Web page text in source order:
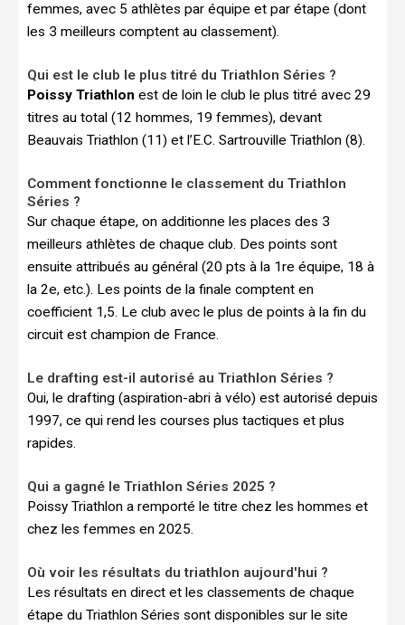
femmes, avec 5 athlètes par équipe et par étape (dont
les 3 meilleurs comptent au classement).
Qui est le club le plus titré du Triathlon Séries ?
Poissy Triathlon est de loin le club le plus titré avec 29
titres au total (12 hommes, 19 femmes), devant
Beauvais Triathlon (11) et l’E.C. Sartrouville Triathlon (8).
Comment fonctionne le classement du Triathlon
Séries ?
Sur chaque étape, on additionne les places des 3
meilleurs athlètes de chaque club. Des points sont
ensuite attribués au général (20 pts à la 1re équipe, 18 à
la 2e, etc.). Les points de la finale comptent en
coefficient 1,5. Le club avec le plus de points à la fin du
circuit est champion de France.
Le drafting est-il autorisé au Triathlon Séries ?
Oui, le drafting (aspiration-abri à vélo) est autorisé depuis
1997, ce qui rend les courses plus tactiques et plus
rapides.
Qui a gagné le Triathlon Séries 2025 ?
Poissy Triathlon a remporté le titre chez les hommes et
chez les femmes en 2025.
Où voir les résultats du triathlon aujourd'hui ?
Les résultats en direct et les classements de chaque
étape du Triathlon Séries sont disponibles sur le site